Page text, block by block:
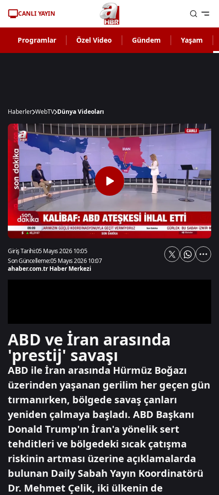
CANLI YAYIN
Programlar Özel Video Gündem Yaşam
Haberler WebTV Dünya Videoları
Giriş Tarihi:05 Mayıs 2026 10:05
Son Güncelleme:05 Mayıs 2026 10:07
ahaber.com.tr Haber Merkezi
ABD ve İran arasında
'prestij' savaşı
ABD ile İran arasında Hürmüz Boğazı
üzerinden yaşanan gerilim her geçen gün
tırmanırken, bölgede savaş çanları
yeniden çalmaya başladı. ABD Başkanı
Donald Trump'ın İran'a yönelik sert
tehditleri ve bölgedeki sıcak çatışma
riskinin artması üzerine açıklamalarda
bulunan Daily Sabah Yayın Koordinatörü
Dr. Mehmet Çelik, iki ülkenin de